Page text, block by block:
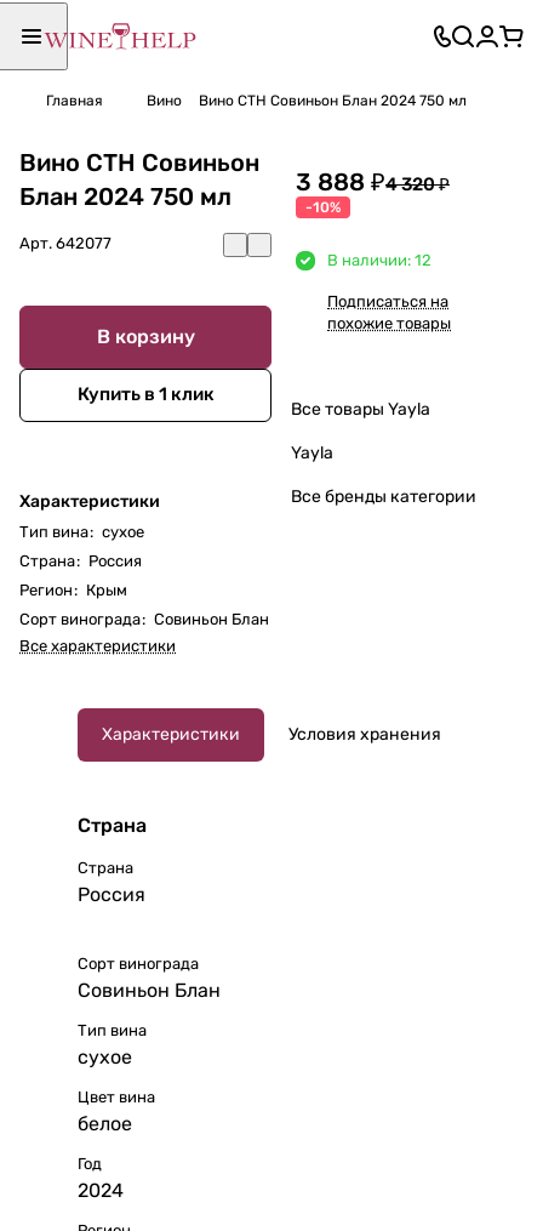
Главная Вино Вино СТН Совиньон Блан 2024 750 мл
Вино СТН Совиньон
Блан 2024 750 мл
Арт. 642077
В корзину
Купить в 1 клик
Характеристики
Тип вина: сухое
Страна: Россия
Регион: Крым
Сорт винограда: Совиньон Блан
Все характеристики
3 888 ₽4 320 ₽
-10%
В наличии: 12
Подписаться на
похожие товары
Все товары Yayla
Yayla
Все бренды категории
Характеристики Условия хранения
Страна
Страна
Россия
Сорт винограда
Совиньон Блан
Тип вина
сухое
Цвет вина
белое
Год
2024